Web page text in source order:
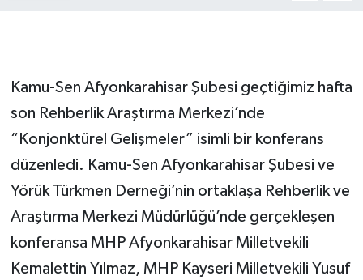
Kamu-Sen Afyonkarahisar Şubesi geçtiğimiz hafta
son Rehberlik Araştırma Merkezi’nde
“Konjonktürel Gelişmeler” isimli bir konferans
düzenledi. Kamu-Sen Afyonkarahisar Şubesi ve
Yörük Türkmen Derneği’nin ortaklaşa Rehberlik ve
Araştırma Merkezi Müdürlüğü’nde gerçekleşen
konferansa MHP Afyonkarahisar Milletvekili
Kemalettin Yılmaz, MHP Kayseri Milletvekili Yusuf